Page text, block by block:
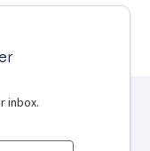
inbox.